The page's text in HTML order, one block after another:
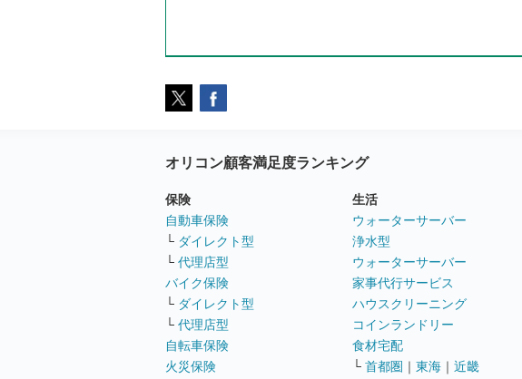
オリコン顧客満足度ランキング
保険
自動車保険
└ ダイレクト型
└ 代理店型
バイク保険
└ ダイレクト型
└ 代理店型
自転車保険
火災保険
生活
ウォーターサーバー
浄水型
ウォーターサーバー
家事代行サービス
ハウスクリーニング
コインランドリー
食材宅配
└ 首都圏 ｜ 東海 ｜ 近畿